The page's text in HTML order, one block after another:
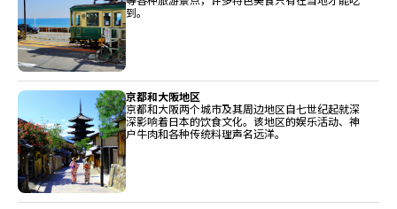
到。
京都和大阪地区
京都和大阪两个城市及其周边地区自七世纪起就深
深影响着日本的饮食文化。该地区的娱乐活动、神
户牛肉和各种传统料理声名远洋。